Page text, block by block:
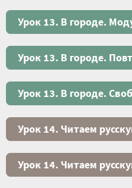
Урок 13. В городе.
Урок 13. В городе.
Урок 13. В городе.
Урок 14. Читаем
Урок 14. Читаем